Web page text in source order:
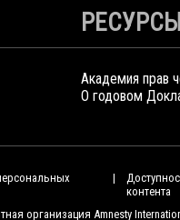
РЕСУРСЫ
Академия прав
О годовом
контента
организация Amnesty